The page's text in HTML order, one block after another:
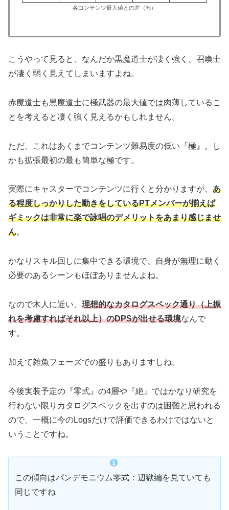
各コンテンツ最大値との差（%）
こうやって見ると、なんだか黒魔道士が凄く強く、召喚士
が凄く弱く見えてしまいますよね。
赤魔道士も黒魔道士に極武器の最大値では肉薄しているこ
とを考えると凄く強く見えるかもしれません。
ただ、これはあくまでコンテンツ難易度の低い『極』。し
かも拡張最初の最も簡単な極です。
実際にキャスターでコンテンツに行くと分かりますが、 あ
る程度しっかりした動きをしているPTメンバーが揃えば
ギミックは非常に楽で詠唱のデメリットをあまり感じませ
ん。
かなりスキル回しに集中できる環境で、自身が無理に動く
必要のあるシーンもほぼありませんよね。
なので木人に近い、 理想的なカタログスペック通り（上振
れを考慮すればそれ以上）のDPSが出せる環境なんで
す。
加えて雑魚フェーズでの盛りもありますしね。
今後実装予定の『零式』の4層や『絶』ではかなり研究を
行わない限りカタログスペックを出すのは困難と思われる
ので、一概に今のLogsだけで評価できるわけではないと
いうことですね。
この傾向はパンデモニウム零式：辺獄編を見ていても
同じですね